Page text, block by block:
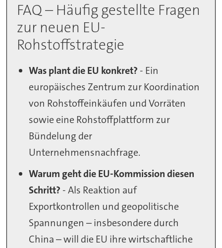
FAQ – Häufig gestellte Fragen
zur neuen EU-
Rohstoffstrategie
Was plant die EU konkret? - Ein
europäisches Zentrum zur Koordination
von Rohstoffeinkäufen und Vorräten
sowie eine Rohstoffplattform zur
Bündelung der
Unternehmensnachfrage.
Warum geht die EU-Kommission diesen
Schritt? - Als Reaktion auf
Exportkontrollen und geopolitische
Spannungen – insbesondere durch
China – will die EU ihre wirtschaftliche